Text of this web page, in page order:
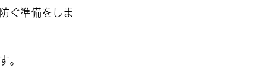
ぐ準備をしま
。